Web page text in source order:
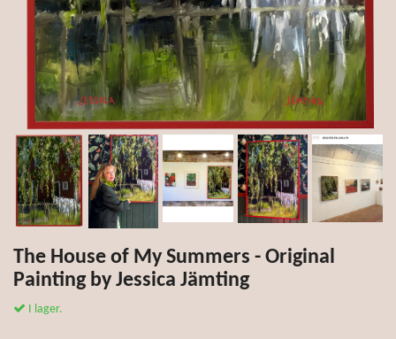
The House of My Summers - Original
Painting by Jessica Jämting
I lager.